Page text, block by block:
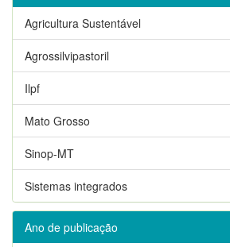
Agricultura Sustentável
Agrossilvipastoril
Ilpf
Mato Grosso
Sinop-MT
Sistemas integrados
Ano de publicação